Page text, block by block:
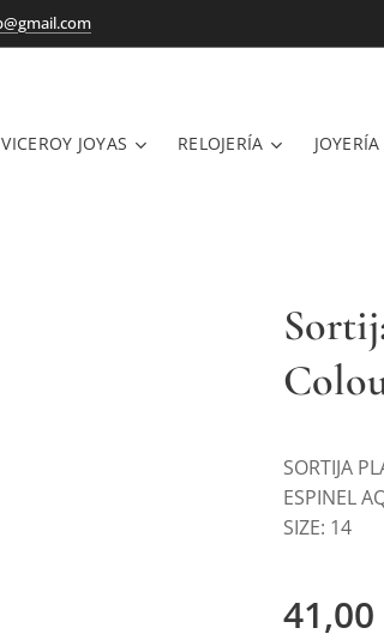
VICEROY JOYAS RELOJERÍA
SORTIJA
ESPINEL
SIZE: 14
41,00